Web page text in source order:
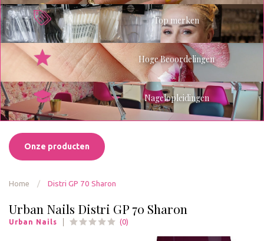
Top merken
Hoge Beoordelingen
Nagelopleidingen
Onze producten
Home / Distri GP 70 Sharon
Urban Nails Distri GP 70 Sharon
Urban Nails (0)